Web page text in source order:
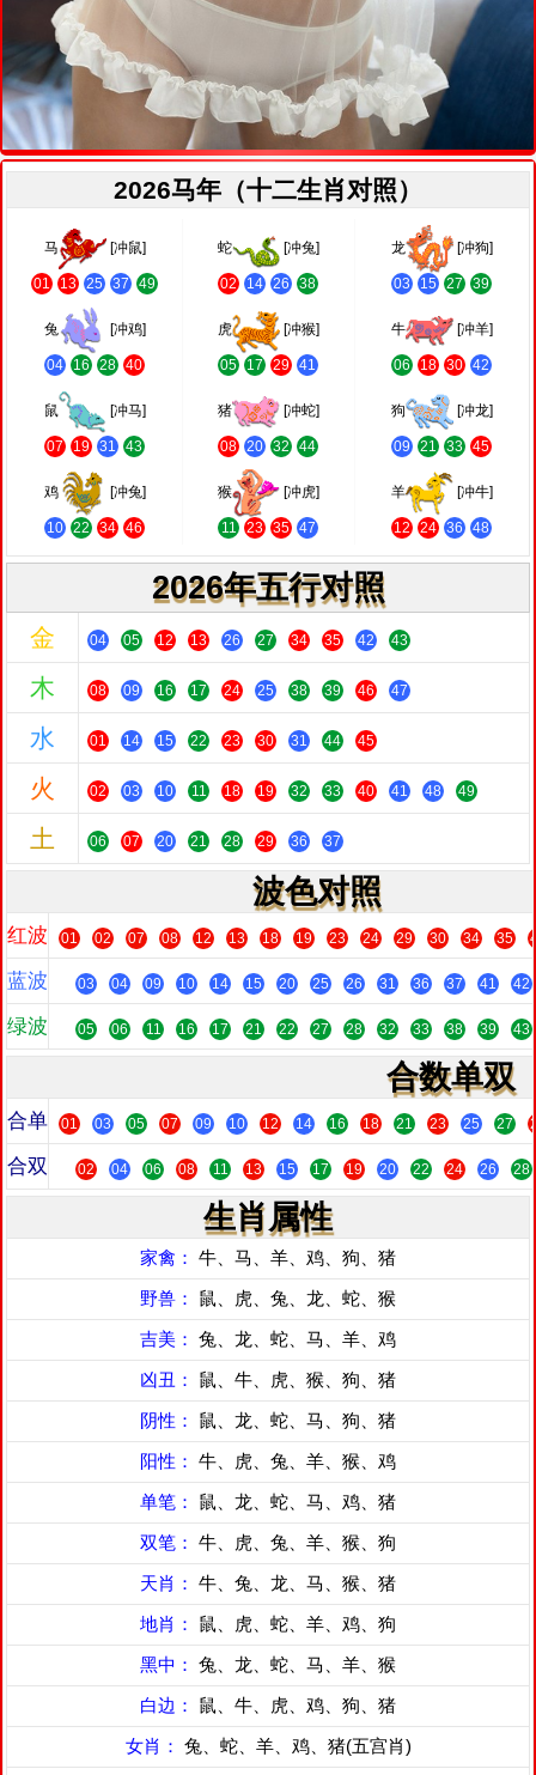
2026马年（十二生肖对照）
马 [冲鼠]
01 13 25 37 49
蛇 [冲兔]
02 14 26 38
龙 [冲狗]
03 15 27 39
兔 [冲鸡]
04 16 28 40
虎 [冲猴]
05 17 29 41
牛 [冲羊]
06 18 30 42
鼠 [冲马]
07 19 31 43
猪 [冲蛇]
08 20 32 44
狗 [冲龙]
09 21 33 45
鸡 [冲兔]
10 22 34 46
猴 [冲虎]
11 23 35 47
羊 [冲牛]
12 24 36 48
2026年五行对照
金 04 05 12 13 26 27 34 35 42 43
木 08 09 16 17 24 25 38 39 46 47
水 01 14 15 22 23 30 31 44 45
火 02 03 10 11 18 19 32 33 40 41 48 49
土 06 07 20 21 28 29 36 37
波色对照
红波 01 02 07 08 12 13 18 19 23 24 29 30 34 35
蓝波 03 04 09 10 14 15 20 25 26 31 36 37 41 42
绿波 05 06 11 16 17 21 22 27 28 32 33 38 39 43
合数单双
合单 01 03 05 07 09 10 12 14 16 18 21 23 25 27
合双 02 04 06 08 11 13 15 17 19 20 22 24 26 28
生肖属性
家禽： 牛、马、羊、鸡、狗、猪
野兽： 鼠、虎、兔、龙、蛇、猴
吉美： 兔、龙、蛇、马、羊、鸡
凶丑： 鼠、牛、虎、猴、狗、猪
阴性： 鼠、龙、蛇、马、狗、猪
阳性： 牛、虎、兔、羊、猴、鸡
单笔： 鼠、龙、蛇、马、鸡、猪
双笔： 牛、虎、兔、羊、猴、狗
天肖： 牛、兔、龙、马、猴、猪
地肖： 鼠、虎、蛇、羊、鸡、狗
黑中： 兔、龙、蛇、马、羊、猴
白边： 鼠、牛、虎、鸡、狗、猪
女肖： 兔、蛇、羊、鸡、猪(五宫肖)